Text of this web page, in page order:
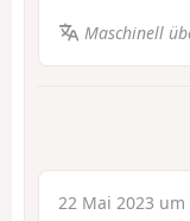
Maschinell
22 Mai 2023 um